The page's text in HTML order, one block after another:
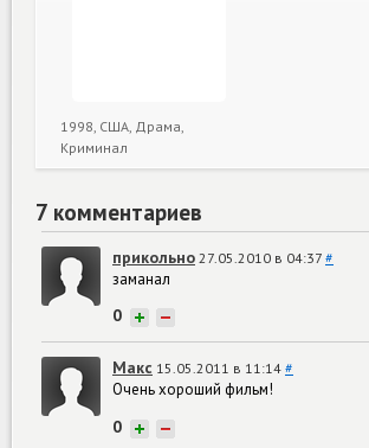
1998, США, Драма,
Криминал
7 комментариев
прикольно 27.05.2010 в 04:37 #
заманал
0 + −
Макс 15.05.2011 в 11:14 #
Очень хороший фильм!
0 + −